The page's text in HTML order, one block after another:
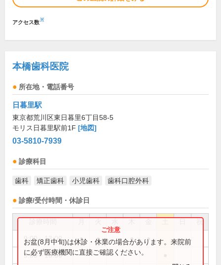
アクセス数※
本橋歯科医院
所在地・電話番号
日暮里駅
東京都荒川区東日暮里6丁目58-5
モリス日暮里駅前1F [地図]
03-5810-7939
診療科目
歯科 矯正歯科 小児歯科 歯科口腔外科
診療/受付時間・休診日
祝
9:00～13:00 ● ● ● ●
9:00～16:30
お盆(8月中旬)は休診・休業の場合があります。来院前
に必ず医療機関に直接ご確認ください。